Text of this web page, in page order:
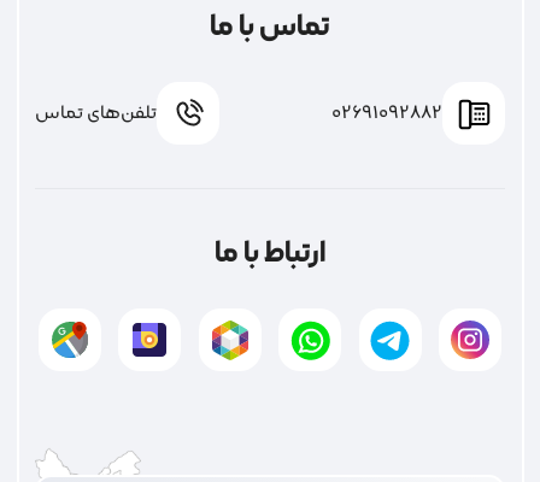
تماس با ما
02691092882 تلفن‌های تماس
ارتباط با ما